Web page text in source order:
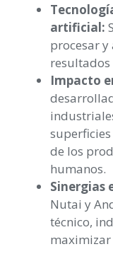
artificial:
procesar
resultados
Impacto
de los
humanos.
Sinergias
Nutai y
técnico,
maximizar